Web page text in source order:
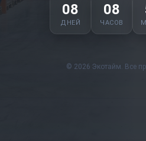
08
ДНЕЙ
08
ЧАСОВ
© 2026 Экотайм. Все